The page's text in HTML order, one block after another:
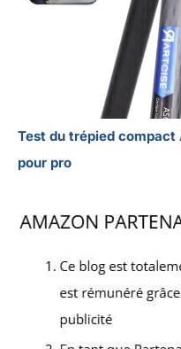
Test du trépied compact
pour pro